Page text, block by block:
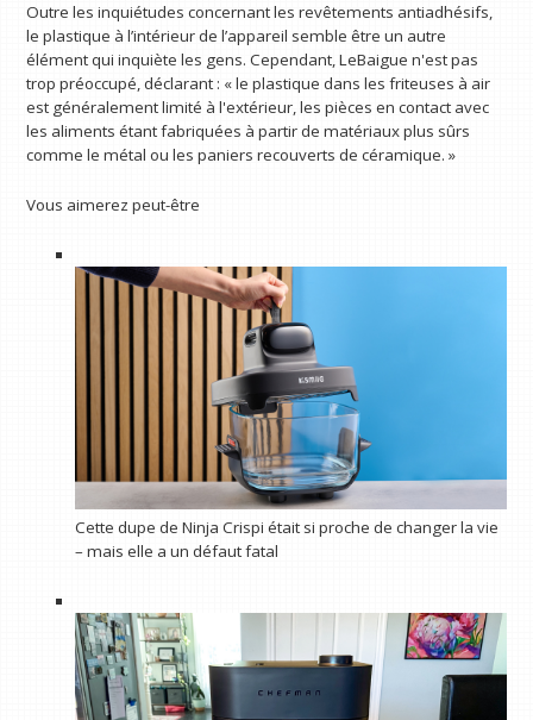
Outre les inquiétudes concernant les revêtements antiadhésifs,
le plastique à l’intérieur de l’appareil semble être un autre
élément qui inquiète les gens. Cependant, LeBaigue n'est pas
trop préoccupé, déclarant : « le plastique dans les friteuses à air
est généralement limité à l'extérieur, les pièces en contact avec
les aliments étant fabriquées à partir de matériaux plus sûrs
comme le métal ou les paniers recouverts de céramique. »
Vous aimerez peut-être
Cette dupe de Ninja Crispi était si proche de changer la vie
– mais elle a un défaut fatal